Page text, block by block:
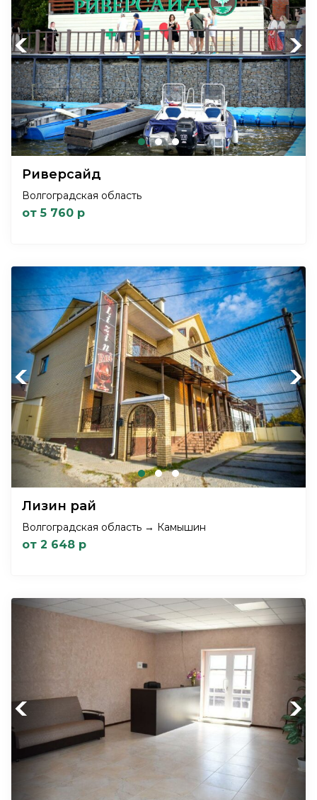
Previous Next
Риверсайд
Волгоградская область
от 5 760 р
Previous Next
Лизин рай
Волгоградская область → Камышин
от 2 648 р
Previous Next